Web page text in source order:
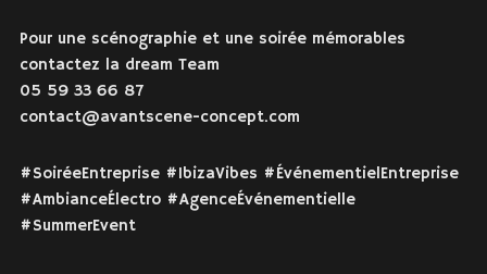
Pour une scénographie et une soirée mémorables
contactez la dream Team
05 59 33 66 87
contact@avantscene-concept.com
#SoiréeEntreprise #IbizaVibes #ÉvénementielEntreprise
#AmbianceÉlectro #AgenceÉvénementielle
#SummerEvent